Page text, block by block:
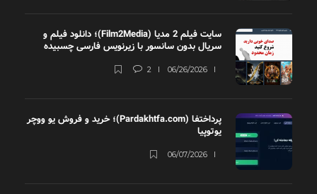
سایت فیلم 2 مدیا (Film2Media)؛ دانلود فیلم و
سریال بدون سانسور با زیرنویس فارسی چسبیده
06/26/2026
2
پرداختفا (Pardakhtfa.com)؛ خرید و فروش یو ووچر
یوتوپیا
06/07/2026